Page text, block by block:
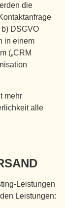
die
DSGVO
in einem
(„CRM
mehr
alle
Leistungen
Leistungen: